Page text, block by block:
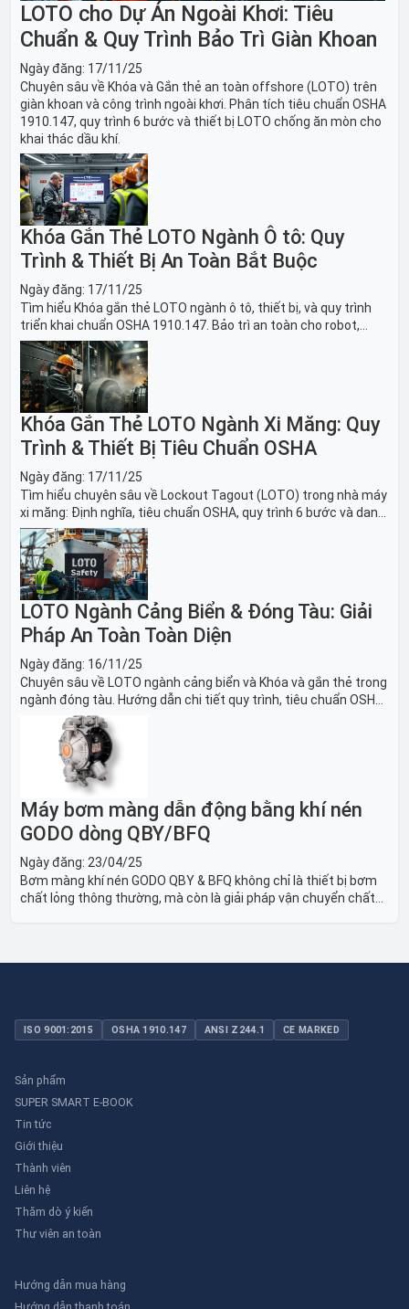
LOTO cho Dự Án Ngoài Khơi: Tiêu
Chuẩn & Quy Trình Bảo Trì Giàn Khoan
Ngày đăng: 17/11/25
Chuyên sâu về Khóa và Gắn thẻ an toàn offshore (LOTO) trên
giàn khoan và công trình ngoài khơi. Phân tích tiêu chuẩn OSHA
1910.147, quy trình 6 bước và thiết bị LOTO chống ăn mòn cho
khai thác dầu khí.
Khóa Gắn Thẻ LOTO Ngành Ô tô: Quy
Trình & Thiết Bị An Toàn Bắt Buộc
Ngày đăng: 17/11/25
Tìm hiểu Khóa gắn thẻ LOTO ngành ô tô, thiết bị, và quy trình
triển khai chuẩn OSHA 1910.147. Bảo trì an toàn cho robot,
băng tải sản xuất ô tô và dây chuyền lắp ráp xe hơi.
Khóa Gắn Thẻ LOTO Ngành Xi Măng: Quy
Trình & Thiết Bị Tiêu Chuẩn OSHA
Ngày đăng: 17/11/25
Tìm hiểu chuyên sâu về Lockout Tagout (LOTO) trong nhà máy
xi măng: Định nghĩa, tiêu chuẩn OSHA, quy trình 6 bước và danh
sách thiết bị LOTO thiết yếu. Giải pháp bảo trì lò nung, máy
nghiền an toàn.
LOTO Ngành Cảng Biển & Đóng Tàu: Giải
Pháp An Toàn Toàn Diện
Ngày đăng: 16/11/25
Chuyên sâu về LOTO ngành cảng biển và Khóa và gắn thẻ trong
ngành đóng tàu. Hướng dẫn chi tiết quy trình, tiêu chuẩn OSHA,
thiết bị và Giải pháp LOTO trong công nghiệp đóng tàu toàn
Máy bơm màng dẫn động bằng khí nén
GODO dòng QBY/BFQ
Ngày đăng: 23/04/25
Bơm màng khí nén GODO QBY & BFQ không chỉ là thiết bị bơm
chất lỏng thông thường, mà còn là giải pháp vận chuyển chất
ISO 9001:2015 OSHA 1910.147 ANSI Z244.1 CE MARKED
Sản phẩm
SUPER SMART E-BOOK
Tin tức
Giới thiệu
Thành viên
Liên hệ
Thăm dò ý kiến
Thư viên an toàn
Hướng dẫn mua hàng